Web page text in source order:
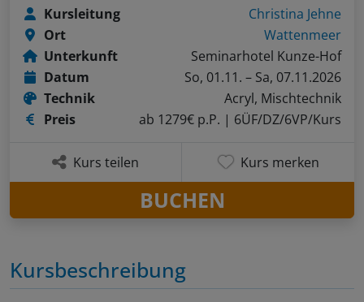
Kursbeschreibung
Kursleitung
Christina Jehne
Ort
Wattenmeer
Unterkunft
Seminarhotel Kunze-Hof
Datum
So, 01.11. – Sa, 07.11.2026
Technik
Acryl, Mischtechnik
Preis
ab 1279€ p.P. | 6ÜF/DZ/6VP/Kurs
Kurs teilen Kurs merken
BUCHEN